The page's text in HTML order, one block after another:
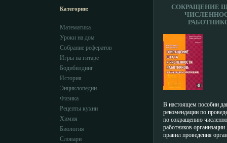
Категории:
Математика
Уроки на дом
Собрание рефератов
Игры на гитаре
Бодибилдинг
История
Энциклопедии
Физика
Рецепты кухни
Химия
Биология
Словари
СОКРАЩЕНИЕ
ОФОРМЛЕНИЕ
БИБЛИОТЕКА
"КАДРЫ
ИНФО
В настоящем пособии
рекомендации по
по сокращению
работников
правил проведения